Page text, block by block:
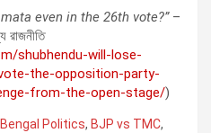
even in the 26th vote?”–
রাজনীতি
shubhendu-will-lose-
the-opposition-party-
from-the-open-stage/)
Bengal Politics, BJP vs TMC,